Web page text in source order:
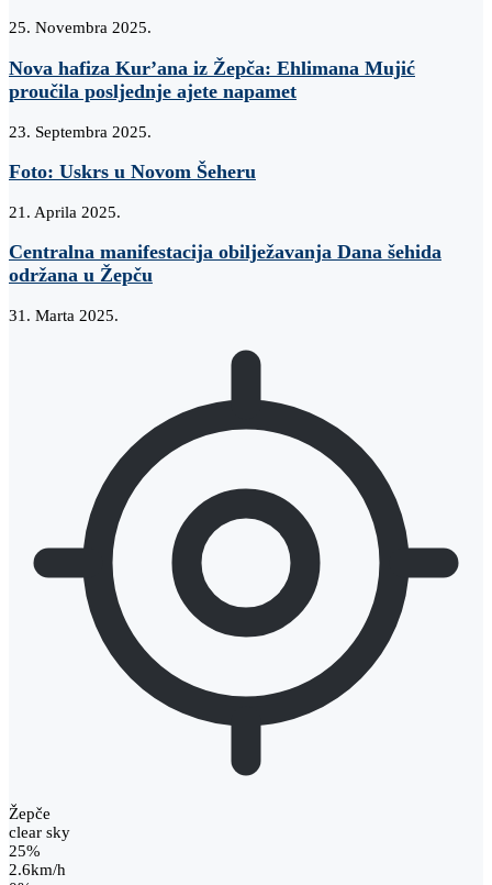
25. Novembra 2025.
Nova hafiza Kur’ana iz Žepča: Ehlimana Mujić
proučila posljednje ajete napamet
23. Septembra 2025.
Foto: Uskrs u Novom Šeheru
21. Aprila 2025.
Centralna manifestacija obilježavanja Dana šehida
održana u Žepču
31. Marta 2025.
Žepče
clear sky
25%
2.6km/h